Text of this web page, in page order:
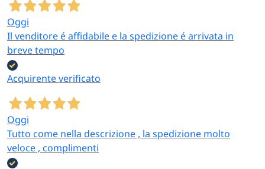
Oggi
Il venditore é affidabile e la spedizione é arrivata in
breve tempo
Acquirente verificato
Oggi
Tutto come nella descrizione , la spedizione molto
veloce , complimenti